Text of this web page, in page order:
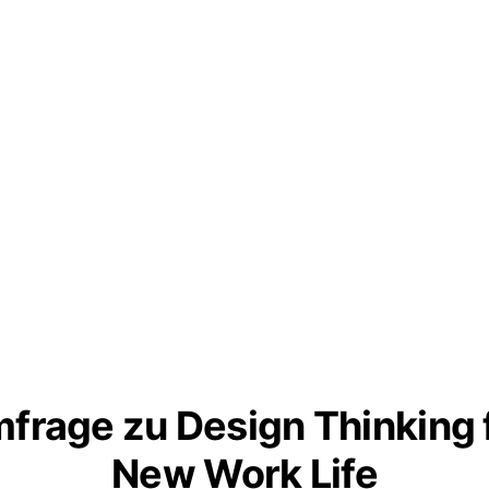
zu Design Thinking
New Work Life